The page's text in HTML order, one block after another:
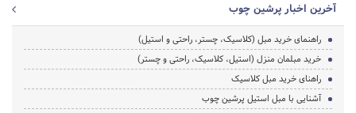
آخرین اخبار پرشین چوب
راهنمای خرید مبل (کلاسیک، چستر، راحتی و استیل)
خرید مبلمان منزل (استیل، کلاسیک، راحتی و چستر)
راهنای خرید مبل کلاسیک
آشنایی با مبل استیل پرشین چوب